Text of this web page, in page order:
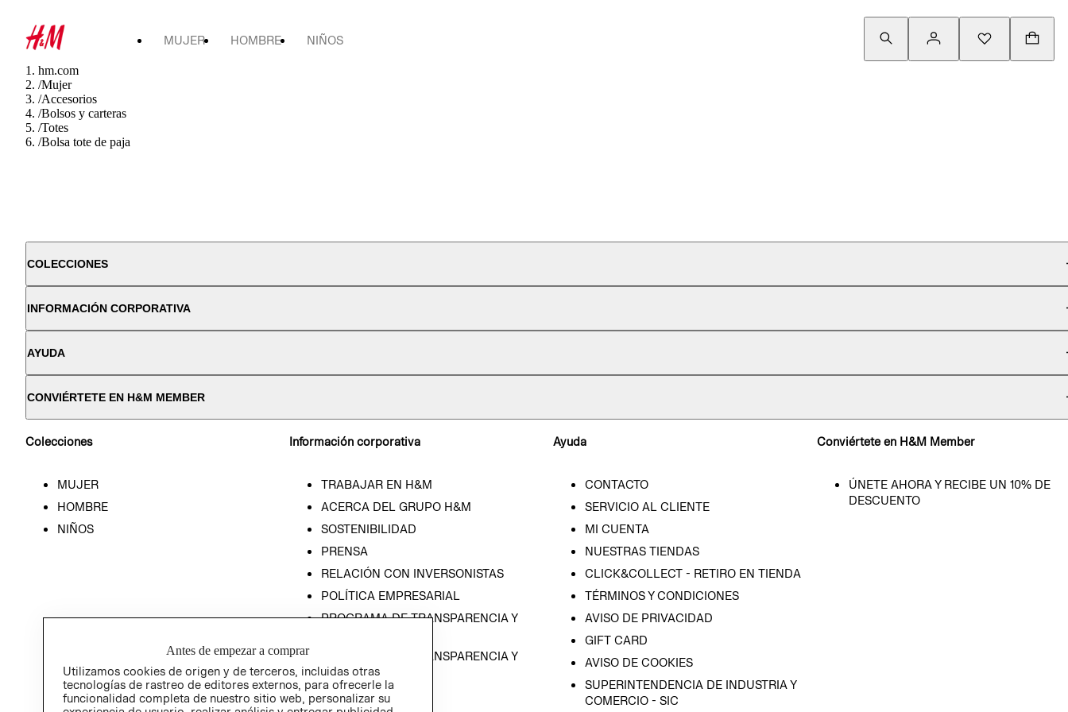
MUJER HOMBRE NIÑOS
hm.com
/Mujer
/Accesorios
/Bolsos y carteras
/Totes
/Bolsa tote de paja
COLECCIONES
INFORMACIÓN CORPORATIVA
AYUDA
CONVIÉRTETE EN H&M MEMBER
Colecciones
MUJER
HOMBRE
NIÑOS
Información corporativa
TRABAJAR EN H&M
ACERCA DEL GRUPO H&M
SOSTENIBILIDAD
PRENSA
RELACIÓN CON INVERSONISTAS
POLÍTICA EMPRESARIAL
PROGRAMA DE TRANSPARENCIA Y
PROGRAMA DE TRANSPARENCIA Y
ÉTICA (INGLÉS)
Ayuda
CONTACTO
SERVICIO AL CLIENTE
MI CUENTA
NUESTRAS TIENDAS
CLICK&COLLECT - RETIRO EN TIENDA
TÉRMINOS Y CONDICIONES
AVISO DE PRIVACIDAD
GIFT CARD
AVISO DE COOKIES
SUPERINTENDENCIA DE INDUSTRIA Y
COMERCIO - SIC
Conviértete en H&M Member
ÚNETE AHORA Y RECIBE UN 10% DE
DESCUENTO
Antes de empezar a comprar
Utilizamos cookies de origen y de terceros, incluidas otras
tecnologías de rastreo de editores externos, para ofrecerle la
funcionalidad completa de nuestro sitio web, personalizar su